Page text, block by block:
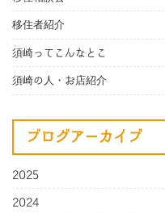
移住者紹介
須崎ってこんなとこ
須崎の人・お店紹介
ブログアーカイブ
2025
2024